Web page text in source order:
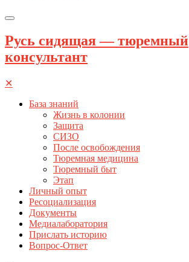
Русь сидящая — тюремный
консультант
✕
База знаний
Жизнь в колонии
Защита
СИЗО
После освобождения
Тюремная медицина
Тюремный быт
Этап
Личный опыт
Ресоциализация
Документы
Медиалаборатория
Прислать историю
Вопрос-Ответ